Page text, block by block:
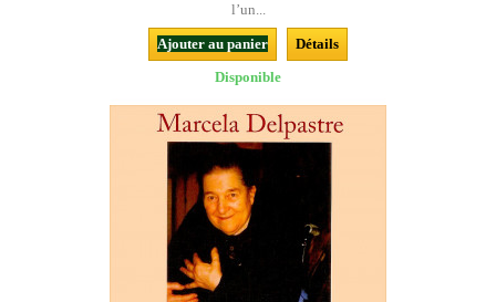
l’un...
Ajouter au panier
Détails
Disponible